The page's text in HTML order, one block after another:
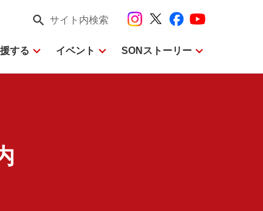
search サイト内検索
する expand_more イベント expand_more SONストーリー expand_more